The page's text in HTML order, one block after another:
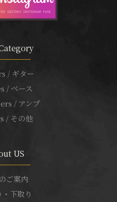
/ ギター
/ ベース
/ アンプ
/ その他
US
ご案内
・下取り